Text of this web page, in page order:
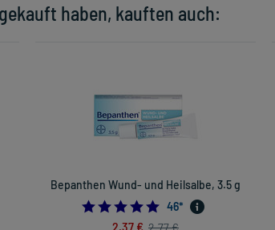
haben, kauften auch:
Bepanthen Wund- und Heilsalbe, 3.5 g
5.0
46*
2,37 €